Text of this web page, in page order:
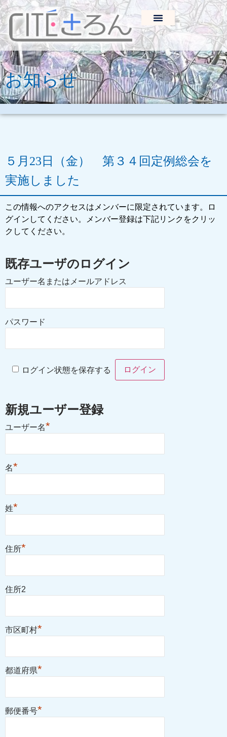
お知らせ
５月23日（金） 第３４回定例総会を
実施しました
この情報へのアクセスはメンバーに限定されています。ロ
グインしてください。メンバー登録は下記リンクをクリッ
クしてください。
既存ユーザのログイン
ユーザー名またはメールアドレス
パスワード
ログイン状態を保存する
新規ユーザー登録
ユーザー名*
名*
姓*
住所*
住所2
市区町村*
都道府県*
郵便番号*